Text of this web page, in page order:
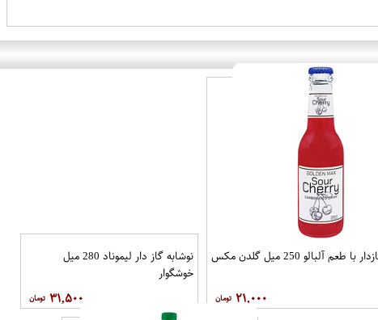
طعم آلبالو 250 میل گلدن مکس
۲۱,۰۰۰
نوشابه گاز دار لیموناد 280 میل
خوشگوار
۳۱,۵۰۰